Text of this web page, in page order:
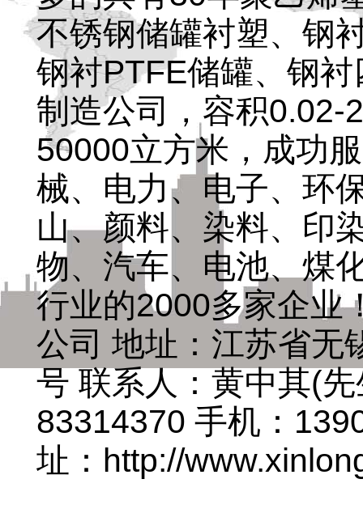
不锈钢储罐衬塑、钢
钢衬PTFE储罐、钢
制造公司，容积0.02-
50000立方米，成功
械、电力、电子、环
山、颜料、染料、印
物、汽车、电池、煤
行业的2000多家企业
公司 地址：江苏省无
号 联系人：黄中其(
83314370 手机：
址：http://